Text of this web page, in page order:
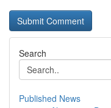
Search
Published News